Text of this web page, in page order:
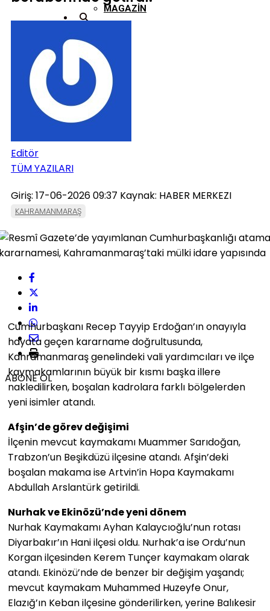
MAGAZİN
Editör
TÜM YAZILARI
Giriş: 17-06-2026 09:37 Kaynak: HABER MERKEZI
KAHRAMANMARAŞ
ABONE OL
Cumhurbaşkanı Recep Tayyip Erdoğan’ın onayıyla
hayata geçen kararname doğrultusunda,
Kahramanmaraş genelindeki vali yardımcıları ve ilçe
kaymakamlarının büyük bir kısmı başka illere
nakledilirken, boşalan kadrolara farklı bölgelerden
yeni isimler atandı.
Afşin’de görev değişimi
İlçenin mevcut kaymakamı Muammer Sarıdoğan,
Trabzon’un Beşikdüzü ilçesine atandı. Afşin’deki
boşalan makama ise Artvin’in Hopa Kaymakamı
Abdullah Arslantürk getirildi.
Nurhak ve Ekinözü’nde yeni dönem
Nurhak Kaymakamı Ayhan Kalaycıoğlu’nun rotası
Diyarbakır’ın Hani ilçesi oldu. Nurhak’a ise Ordu’nun
Korgan ilçesinden Kerem Tunçer kaymakam olarak
atandı. Ekinözü’nde de benzer bir değişim yaşandı;
mevcut kaymakam Muhammed Huzeyfe Onur,
Elazığ’ın Keban ilçesine gönderilirken, yerine Balıkesir